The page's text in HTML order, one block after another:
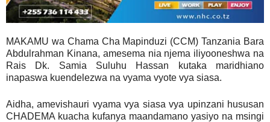
MAKAMU wa Chama Cha Mapinduzi (CCM) Tanzania Bara
Abdulrahman Kinana, amesema nia njema iliyooneshwa na
Rais Dk. Samia Suluhu Hassan kutaka maridhiano
inapaswa kuendelezwa na vyama vyote vya siasa.
Aidha, amevishauri vyama vya siasa vya upinzani hususan
CHADEMA kuacha kufanya maandamano yasiyo na msingi